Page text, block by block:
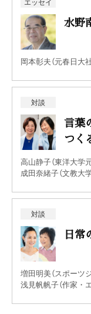
水野
岡本彰夫（元春日大
対談
言葉
つく
高山静子（東洋大学
成田奈緒子（文教大
対談
日常
増田明美（スポーツ
浅見帆帆子（作家・